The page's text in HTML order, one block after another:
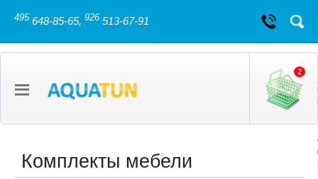
495 648-85-65, 926 513-67-91
2
Комплекты мебели